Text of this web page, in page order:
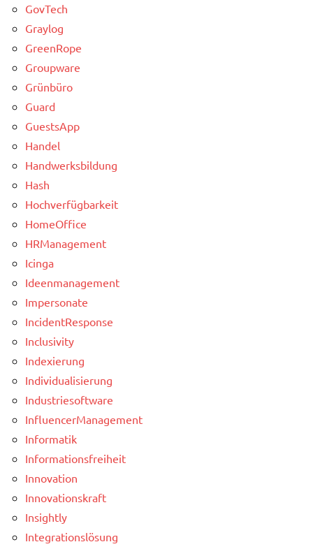
GovTech
Graylog
GreenRope
Groupware
Grünbüro
Guard
GuestsApp
Handel
Handwerksbildung
Hash
Hochverfügbarkeit
HomeOffice
HRManagement
Icinga
Ideenmanagement
Impersonate
IncidentResponse
Inclusivity
Indexierung
Individualisierung
Industriesoftware
InfluencerManagement
Informatik
Informationsfreiheit
Innovation
Innovationskraft
Insightly
Integrationslösung